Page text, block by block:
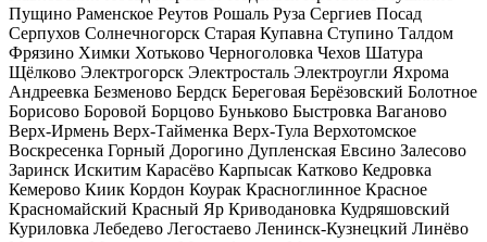
Пущино Раменское Реутов Рошаль Руза Сергиев Посад
Серпухов Солнечногорск Старая Купавна Ступино Талдом
Фрязино Химки Хотьково Черноголовка Чехов Шатура
Щёлково Электрогорск Электросталь Электроугли Яхрома
Андреевка Безменово Бердск Береговая Берёзовский Болотное
Борисово Боровой Борцово Буньково Быстровка Ваганово
Верх-Ирмень Верх-Тайменка Верх-Тула Верхотомское
Воскресенка Горный Дорогино Дупленская Евсино Залесово
Заринск Искитим Карасёво Карпысак Катково Кедровка
Кемерово Киик Кордон Коурак Красноглинное Красное
Красномайский Красный Яр Криводановка Кудряшовский
Куриловка Лебедево Легостаево Ленинск-Кузнецкий Линёво